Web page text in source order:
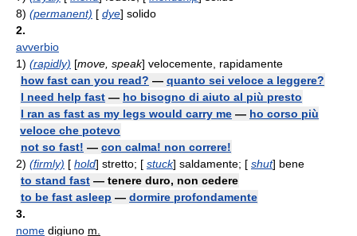
8) (permanent) [ dye] solido
2.
avverbio
1) (rapidly) [move, speak] velocemente, rapidamente
how fast can you read? — quanto sei veloce a leggere?
I need help fast — ho bisogno di aiuto al più presto
I ran as fast as my legs would carry me — ho corso più
veloce che potevo
not so fast! — con calma! non correre!
2) (firmly) [ hold] stretto; [ stuck] saldamente; [ shut] bene
to stand fast — tenere duro, non cedere
to be fast asleep — dormire profondamente
3.
nome digiuno m.